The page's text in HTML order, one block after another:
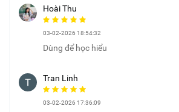
Hoài Thu
03-02-2026 18:54:32
Dùng để học hiểu
Tran Linh
03-02-2026 17:36:09